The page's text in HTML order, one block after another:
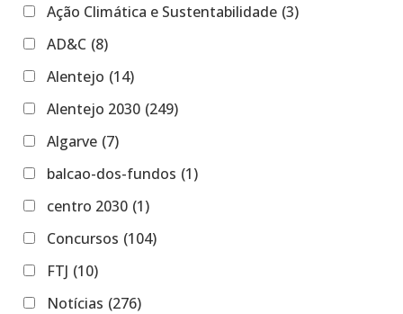
Ação Climática e Sustentabilidade (3)
AD&C (8)
Alentejo (14)
Alentejo 2030 (249)
Algarve (7)
balcao-dos-fundos (1)
centro 2030 (1)
Concursos (104)
FTJ (10)
Notícias (276)